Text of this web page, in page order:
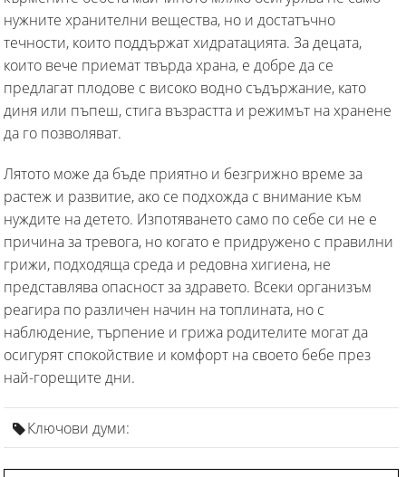
нужните хранителни вещества, но и достатъчно
течности, които поддържат хидратацията. За децата,
които вече приемат твърда храна, е добре да се
предлагат плодове с високо водно съдържание, като
диня или пъпеш, стига възрастта и режимът на хранене
да го позволяват.
Лятото може да бъде приятно и безгрижно време за
растеж и развитие, ако се подхожда с внимание към
нуждите на детето. Изпотяването само по себе си не е
причина за тревога, но когато е придружено с правилни
грижи, подходяща среда и редовна хигиена, не
представлява опасност за здравето. Всеки организъм
реагира по различен начин на топлината, но с
наблюдение, търпение и грижа родителите могат да
осигурят спокойствие и комфорт на своето бебе през
най-горещите дни.
Ключови думи: